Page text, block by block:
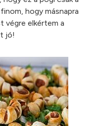
hogy másnapra
végre elkértem a
jó!